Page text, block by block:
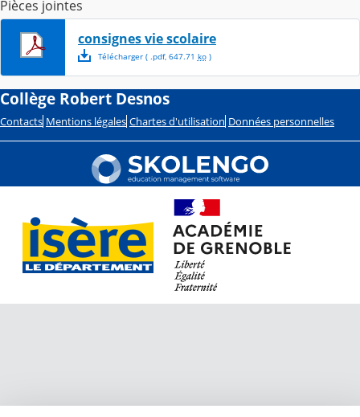
Pièces jointes
consignes vie scolaire
Télécharger( .pdf, 647.71 ko)
Collège Robert Desnos
Contacts Mentions légales Chartes d'utilisation Données personnelles